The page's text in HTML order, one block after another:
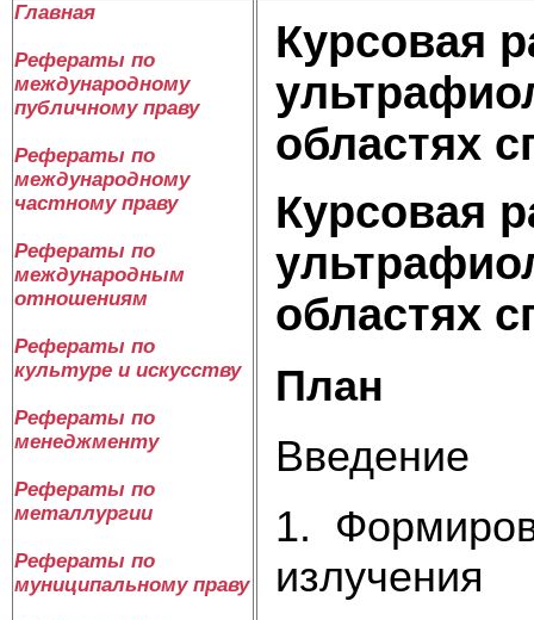
Главная
Рефераты по
международному
публичному праву
Рефераты по
международному
частному праву
Рефераты по
международным
отношениям
Рефераты по
культуре и искусству
Рефераты по
менеджменту
Рефераты по
металлургии
Рефераты по
муниципальному праву
Курсовая
областях
Курсовая
областях
План
Введение
1.
излучения